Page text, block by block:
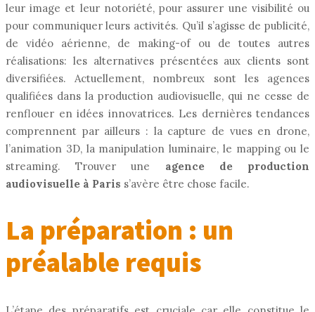
leur image et leur notoriété, pour assurer une visibilité ou
pour communiquer leurs activités. Qu’il s’agisse de publicité,
de vidéo aérienne, de making-of ou de toutes autres
réalisations: les alternatives présentées aux clients sont
diversifiées. Actuellement, nombreux sont les agences
qualifiées dans la production audiovisuelle, qui ne cesse de
renflouer en idées innovatrices. Les dernières tendances
comprennent par ailleurs : la capture de vues en drone,
l’animation 3D, la manipulation luminaire, le mapping ou le
streaming. Trouver une agence de production
audiovisuelle à Paris s’avère être chose facile.
La préparation : un
préalable requis